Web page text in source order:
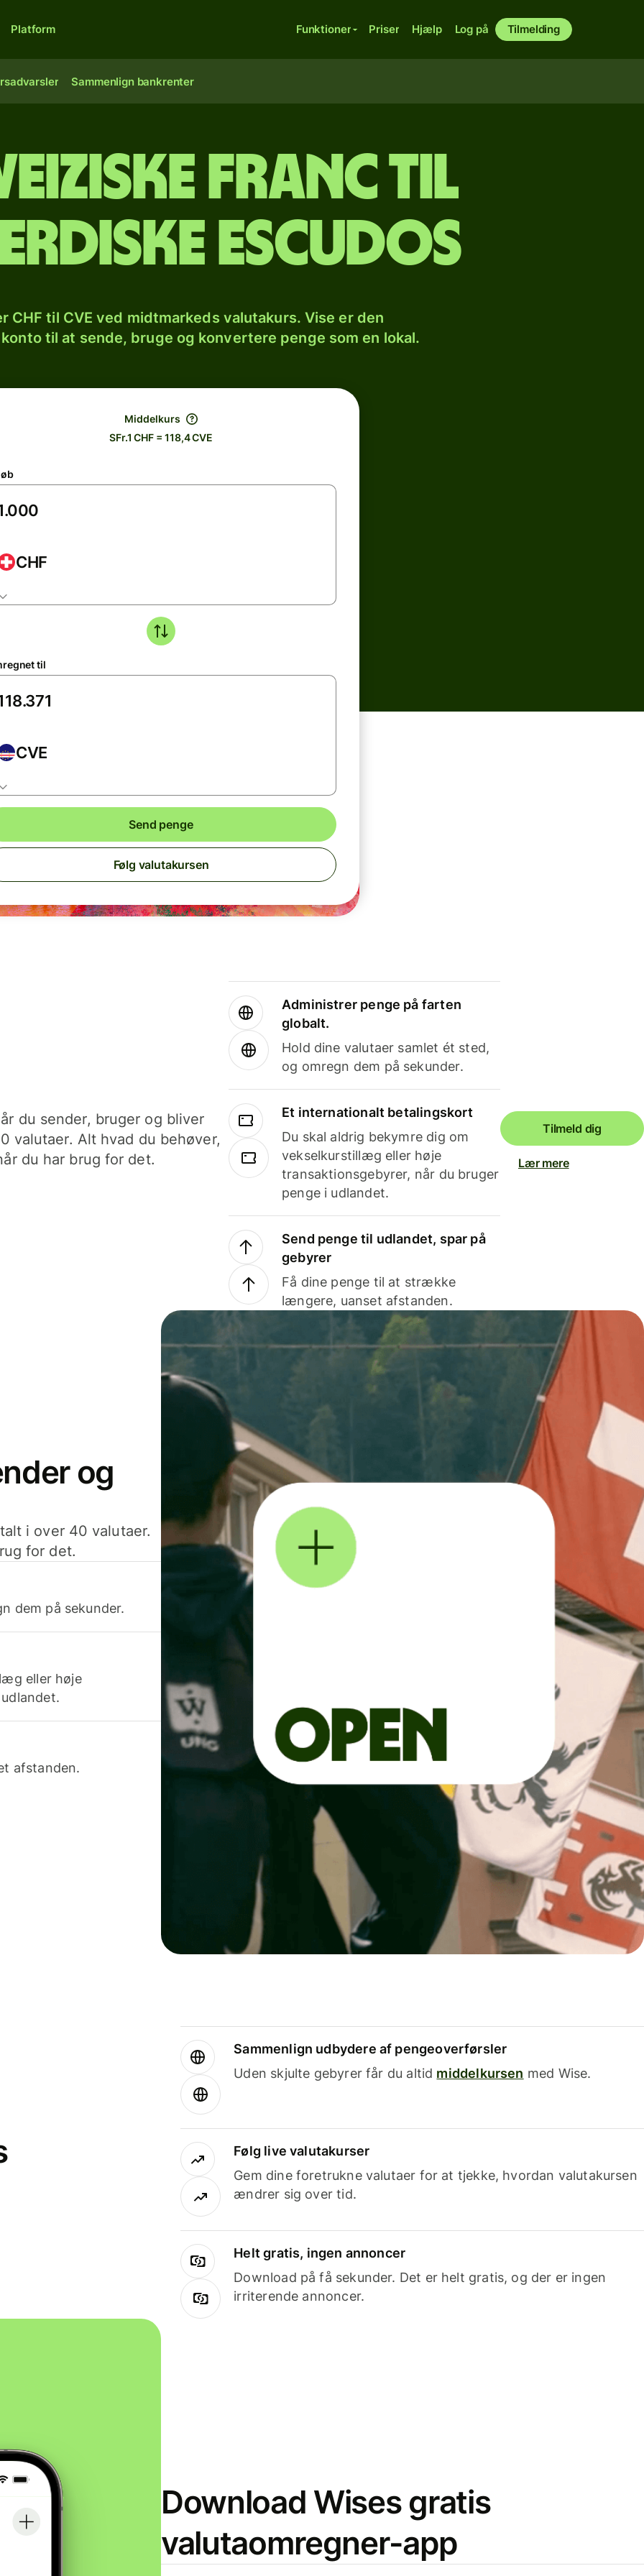
Platform Funktioner Priser Hjælp Log på Tilmelding
Sammenlign bankrenter
franc til
escudos
CHF til CVE ved midtmarkeds valutakurs. Vise er den
til at sende, bruge og konvertere penge som en lokal.
Middelkurs
SFr.1 CHF = 118,4 CVE
CHF
til
CVE
Send penge
Følg valutakursen
du sender, bruger og bliver
valutaer. Alt hvad du behøver,
du har brug for det.
Administrer penge på farten
globalt.
Hold dine valutaer samlet ét sted,
og omregn dem på sekunder.
Et internationalt betalingskort
Du skal aldrig bekymre dig om
vekselkurstillæg eller høje
transaktionsgebyrer, når du bruger
penge i udlandet.
Send penge til udlandet, spar på
gebyrer
Få dine penge til at strække
længere, uanset afstanden.
Tilmeld dig
Lær mere
og
i over 40 valutaer.
for det.
dem på sekunder.
eller høje
afstanden.
Sammenlign udbydere af pengeoverførsler
Uden skjulte gebyrer får du altid middelkursen med Wise.
Følg live valutakurser
Gem dine foretrukne valutaer for at tjekke, hvordan valutakursen
ændrer sig over tid.
Helt gratis, ingen annoncer
Download på få sekunder. Det er helt gratis, og der er ingen
irriterende annoncer.
Download Wises gratis
valutaomregner-app